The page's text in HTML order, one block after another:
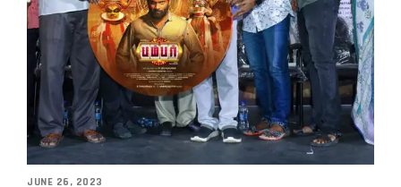
JUNE 26, 2023